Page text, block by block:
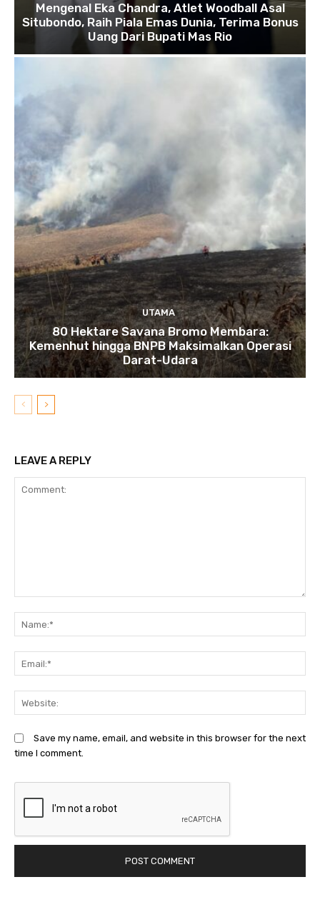
Mengenal Eka Chandra, Atlet Woodball Asal
Situbondo, Raih Piala Emas Dunia, Terima Bonus
Uang Dari Bupati Mas Rio
UTAMA
80 Hektare Savana Bromo Membara:
Kemenhut hingga BNPB Maksimalkan Operasi
Darat-Udara
LEAVE A REPLY
Save my name, email, and website in this browser for the next
time I comment.